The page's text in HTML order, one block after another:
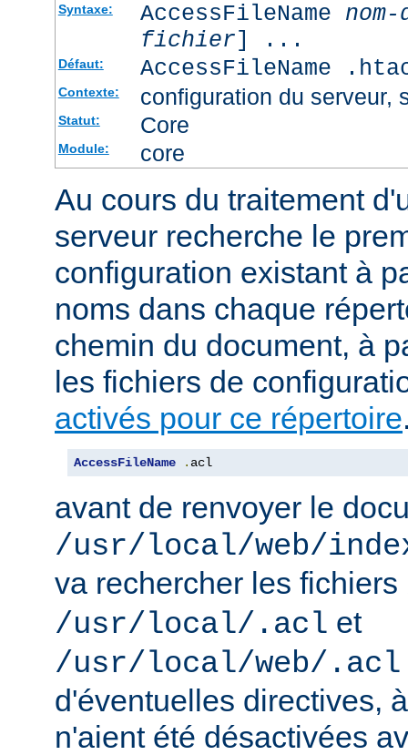
Syntaxe: AccessFileName
fichier] ...
Défaut: AccessFileName
Contexte: configuration du serveur,
Statut: Core
Module: core
Au cours du traitement
serveur recherche le
configuration existant à
noms dans chaque
chemin du document, à
les fichiers de
activés pour ce répertoire
AccessFileName . acl
avant de renvoyer le
/usr/local/web/
va rechercher les fichiers
/usr/local/.acl et
/usr/local/web/.acl
d'éventuelles directives,
n'aient été désactivées